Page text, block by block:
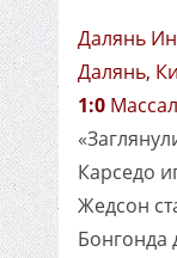
Далянь
Далянь,
1:0
Карседо
Жедсон
Бонгонда